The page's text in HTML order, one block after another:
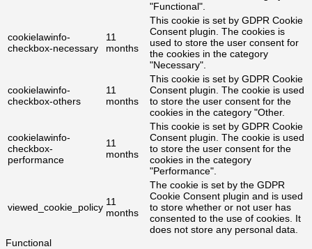
"Functional".
cookielawinfo-
checkbox-necessary
11
months
This cookie is set by GDPR Cookie
Consent plugin. The cookies is
used to store the user consent for
the cookies in the category
"Necessary".
cookielawinfo-
checkbox-others
11
months
This cookie is set by GDPR Cookie
Consent plugin. The cookie is used
to store the user consent for the
cookies in the category "Other.
cookielawinfo-
checkbox-
performance
11
months
This cookie is set by GDPR Cookie
Consent plugin. The cookie is used
to store the user consent for the
cookies in the category
"Performance".
viewed_cookie_policy 11
months
The cookie is set by the GDPR
Cookie Consent plugin and is used
to store whether or not user has
consented to the use of cookies. It
does not store any personal data.
Functional